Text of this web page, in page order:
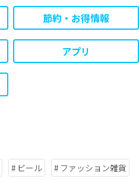
節約・お得情報
アプリ
ビール ファッション雑貨